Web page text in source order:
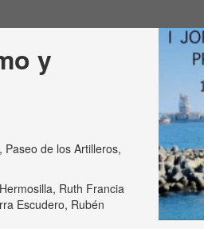
y
de los Artilleros,
Ruth Francia
Escudero, Rubén